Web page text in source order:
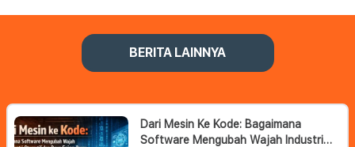
BERITA LAINNYA
Dari Mesin Ke Kode: Bagaimana
Software Mengubah Wajah Industri